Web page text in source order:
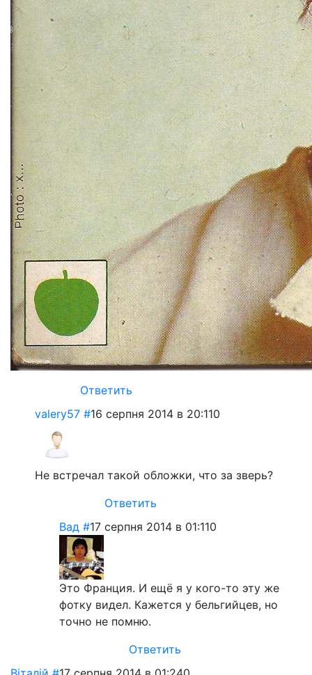
Ответить
valery57 #16 серпня 2014 в 20:110
Не встречал такой обложки, что за зверь?
Ответить
Вад #17 серпня 2014 в 01:110
Это Франция. И ещё я у кого-то эту же
фотку видел. Кажется у бельгийцев, но
точно не помню.
Ответить